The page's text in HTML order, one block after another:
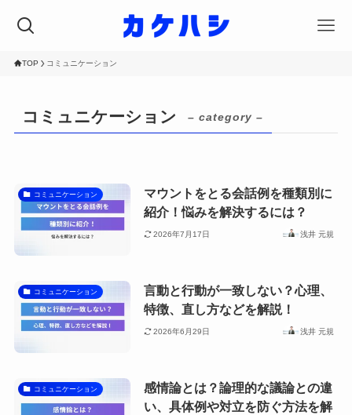
TOP コミュニケーション
コミュニケーション – category –
コミュニケーション
マウントをとる会話例を種類別に
紹介！悩みを解決するには？
2026年7月17日 浅井 元規
コミュニケーション
言動と行動が一致しない？心理、
特徴、直し方などを解説！
2026年6月29日 浅井 元規
コミュニケーション
感情論とは？論理的な議論との違
い、具体例や対立を防ぐ方法を解